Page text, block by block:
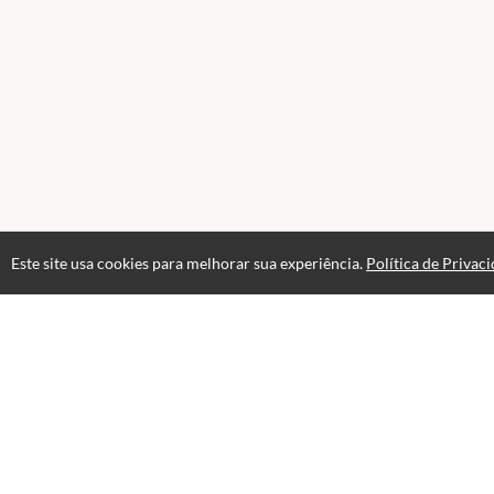
Este site usa cookies para melhorar sua experiência. Política de